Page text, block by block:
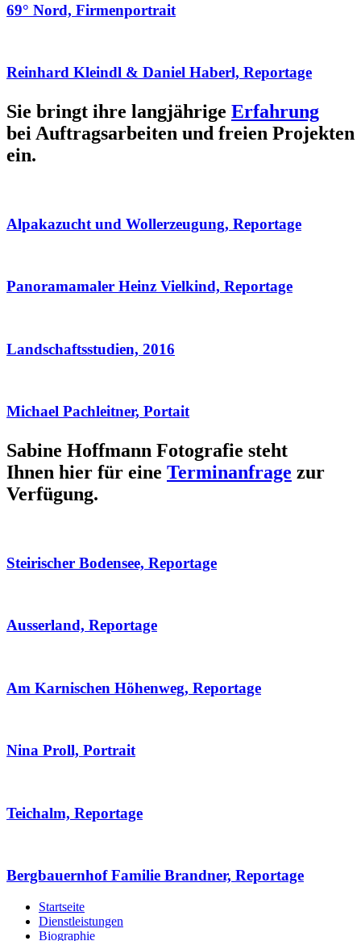
69° Nord, Firmenportrait
Reinhard Kleindl & Daniel Haberl, Reportage
Sie bringt ihre langjährige Erfahrung
bei Auftragsarbeiten und freien Projekten
ein.
Alpakazucht und Wollerzeugung, Reportage
Panoramamaler Heinz Vielkind, Reportage
Landschaftsstudien, 2016
Michael Pachleitner, Portait
Sabine Hoffmann Fotografie steht
Ihnen hier für eine Terminanfrage zur
Verfügung.
Steirischer Bodensee, Reportage
Ausserland, Reportage
Am Karnischen Höhenweg, Reportage
Nina Proll, Portrait
Teichalm, Reportage
Bergbauernhof Familie Brandner, Reportage
Startseite
Dienstleistungen
Biographie